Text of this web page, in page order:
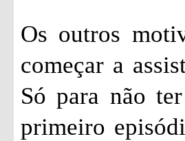
Os outros
começar a
Só para não
primeiro